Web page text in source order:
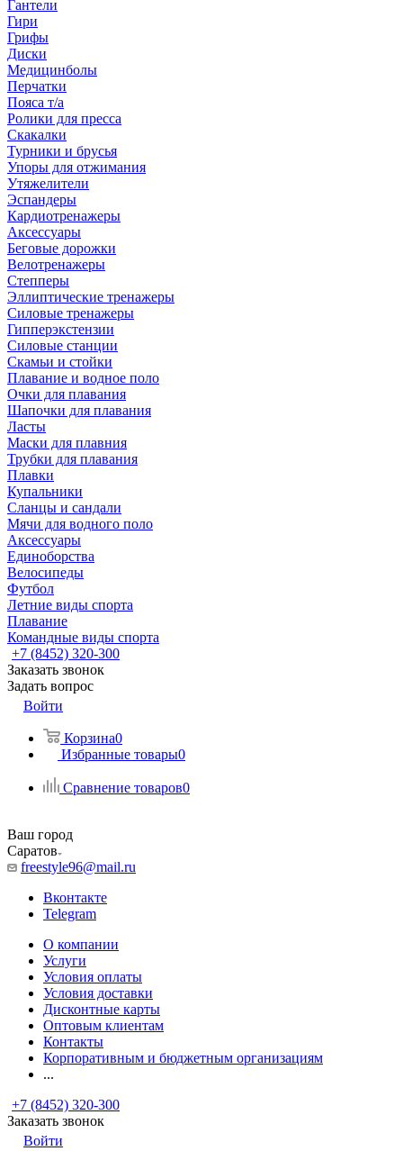
Гантели
Гири
Грифы
Диски
Медицинболы
Перчатки
Пояса т/а
Ролики для пресса
Скакалки
Турники и брусья
Упоры для отжимания
Утяжелители
Эспандеры
Кардиотренажеры
Аксессуары
Беговые дорожки
Велотренажеры
Степперы
Эллиптические тренажеры
Силовые тренажеры
Гипперэкстензии
Силовые станции
Скамьи и стойки
Плавание и водное поло
Очки для плавания
Шапочки для плавания
Ласты
Маски для плавния
Трубки для плавания
Плавки
Купальники
Сланцы и сандали
Мячи для водного поло
Аксессуары
Единоборства
Велосипеды
Футбол
Летние виды спорта
Плавание
Командные виды спорта
+7 (8452) 320-300
Заказать звонок
Задать вопрос
Войти
Корзина0
Избранные товары0
Сравнение товаров0
Ваш город
Саратов
freestyle96@mail.ru
Вконтакте
Telegram
О компании
Услуги
Условия оплаты
Условия доставки
Дисконтные карты
Оптовым клиентам
Контакты
Корпоративным и бюджетным организациям
...
+7 (8452) 320-300
Заказать звонок
Войти